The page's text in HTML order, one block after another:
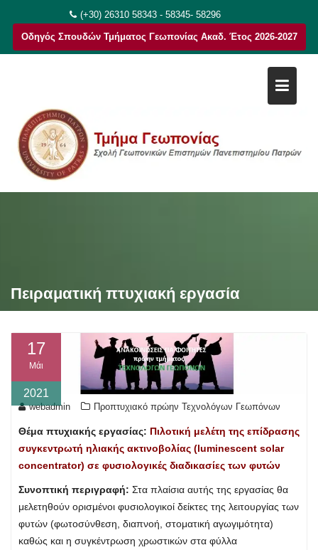
στο
περιεχόμενο
(+30) 26310 58343 - 58345- 58296
Οδηγός Σπουδών Τμήματος Γεωπονίας Ακαδ. Έτος 2026-2027
Πειραματική πτυχιακή εργασία
17
Μάι
2021
webadmin Προπτυχιακό πρώην Τεχνολόγων Γεωπόνων
Θέμα πτυχιακής εργασίας: Πιλοτική μελέτη της επίδρασης
συγκεντρωτή ηλιακής ακτινοβολίας (luminescent solar
concentrator) σε φυσιολογικές διαδικασίες των φυτών
Συνοπτική περιγραφή: Στα πλαίσια αυτής της εργασίας θα
μελετηθούν ορισμένοι φυσιολογικοί δείκτες της λειτουργίας των
φυτών (φωτοσύνθεση, διαπνοή, στοματική αγωγιμότητα)
καθώς και η συγκέντρωση χρωστικών στα φύλλα